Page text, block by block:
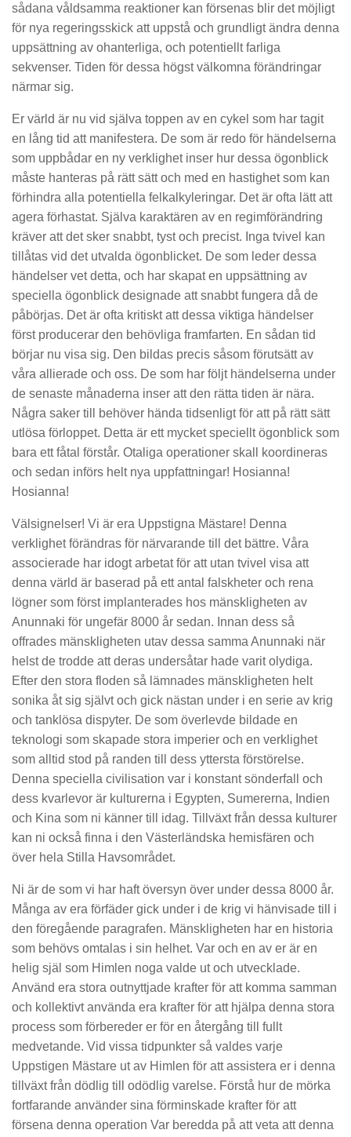
sådana våldsamma reaktioner kan försenas blir det möjligt
för nya regeringsskick att uppstå och grundligt ändra denna
uppsättning av ohanterliga, och potentiellt farliga
sekvenser. Tiden för dessa högst välkomna förändringar
närmar sig.
Er värld är nu vid själva toppen av en cykel som har tagit
en lång tid att manifestera. De som är redo för händelserna
som uppbådar en ny verklighet inser hur dessa ögonblick
måste hanteras på rätt sätt och med en hastighet som kan
förhindra alla potentiella felkalkyleringar. Det är ofta lätt att
agera förhastat. Själva karaktären av en regimförändring
kräver att det sker snabbt, tyst och precist. Inga tvivel kan
tillåtas vid det utvalda ögonblicket. De som leder dessa
händelser vet detta, och har skapat en uppsättning av
speciella ögonblick designade att snabbt fungera då de
påbörjas. Det är ofta kritiskt att dessa viktiga händelser
först producerar den behövliga framfarten. En sådan tid
börjar nu visa sig. Den bildas precis såsom förutsätt av
våra allierade och oss. De som har följt händelserna under
de senaste månaderna inser att den rätta tiden är nära.
Några saker till behöver hända tidsenligt för att på rätt sätt
utlösa förloppet. Detta är ett mycket speciellt ögonblick som
bara ett fåtal förstår. Otaliga operationer skall koordineras
och sedan införs helt nya uppfattningar! Hosianna!
Hosianna!
Välsignelser! Vi är era Uppstigna Mästare! Denna
verklighet förändras för närvarande till det bättre. Våra
associerade har idogt arbetat för att utan tvivel visa att
denna värld är baserad på ett antal falskheter och rena
lögner som först implanterades hos mänskligheten av
Anunnaki för ungefär 8000 år sedan. Innan dess så
offrades mänskligheten utav dessa samma Anunnaki när
helst de trodde att deras undersåtar hade varit olydiga.
Efter den stora floden så lämnades mänskligheten helt
sonika åt sig självt och gick nästan under i en serie av krig
och tanklösa dispyter. De som överlevde bildade en
teknologi som skapade stora imperier och en verklighet
som alltid stod på randen till dess yttersta förstörelse.
Denna speciella civilisation var i konstant sönderfall och
dess kvarlevor är kulturerna i Egypten, Sumererna, Indien
och Kina som ni känner till idag. Tillväxt från dessa kulturer
kan ni också finna i den Västerländska hemisfären och
över hela Stilla Havsområdet.
Ni är de som vi har haft översyn över under dessa 8000 år.
Många av era förfäder gick under i de krig vi hänvisade till i
den föregående paragrafen. Mänskligheten har en historia
som behövs omtalas i sin helhet. Var och en av er är en
helig själ som Himlen noga valde ut och utvecklade.
Använd era stora outnyttjade krafter för att komma samman
och kollektivt använda era krafter för att hjälpa denna stora
process som förbereder er för en återgång till fullt
medvetande. Vid vissa tidpunkter så valdes varje
Uppstigen Mästare ut av Himlen för att assistera er i denna
tillväxt från dödlig till odödlig varelse. Förstå hur de mörka
fortfarande använder sina förminskade krafter för att
försena denna operation Var beredda på att veta att denna